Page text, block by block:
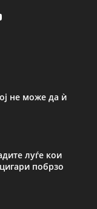
не може да ѝ
луѓе кои
побрзо